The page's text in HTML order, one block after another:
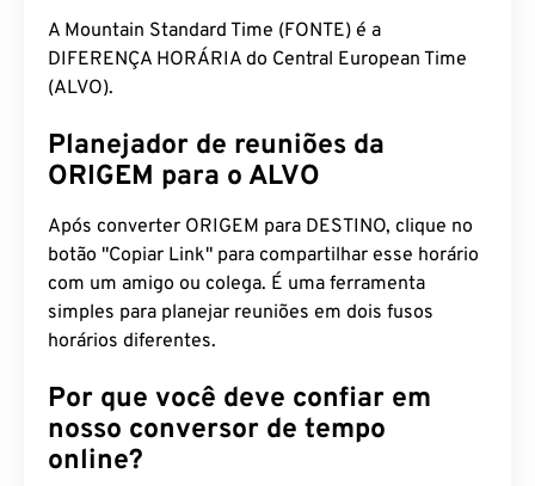
A Mountain Standard Time (FONTE) é a
DIFERENÇA HORÁRIA do Central European Time
(ALVO).
Planejador de reuniões da
ORIGEM para o ALVO
Após converter ORIGEM para DESTINO, clique no
botão "Copiar Link" para compartilhar esse horário
com um amigo ou colega. É uma ferramenta
simples para planejar reuniões em dois fusos
horários diferentes.
Por que você deve confiar em
nosso conversor de tempo
online?